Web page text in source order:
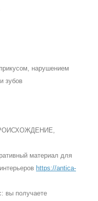
нарушением
зубов
материал для
https://antica-
вы получаете